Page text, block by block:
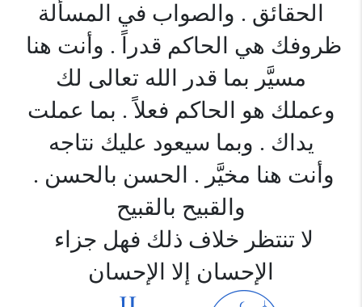
الحقائق . والصواب في المسألة
ظروفك هي الحاكم قدراً . وأنت هنا
مسيَّر بما قدر الله تعالى لك
وعملك هو الحاكم فعلاً . بما عملت
يداك . وبما سيعود عليك نتاجه
وأنت هنا مخيَّر . الحسن بالحسن .
والقبيح بالقبيح
لا تنتظر خلاف ذلك فهل جزاء
الإحسان إلا الإحسان